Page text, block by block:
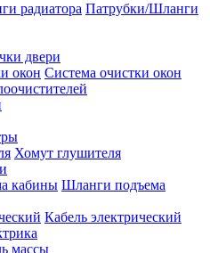
Патрубки/Шланги
двери
Система очистки окон
Хомут глушителя
Шланги подъема
Кабель электрический
массы